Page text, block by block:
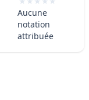
Aucune
notation
attribuée